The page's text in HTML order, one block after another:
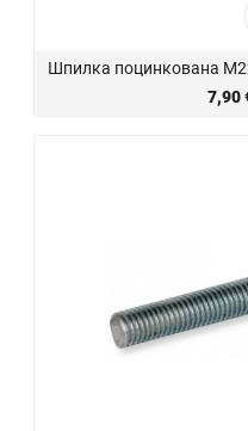
Шпилка поцинкована
7,90